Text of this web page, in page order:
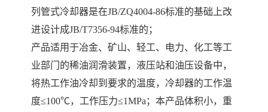
列管式冷却器是在JB/ZQ4004-86标准的基础上改
进设计成JB/T7356-94标准的；
产品适用于冶金、矿山、轻工、电力、化工等工
业部门的稀油润滑装置，液压站和油压设备中，
将热工作油冷却到要求的温度，冷却器的工作温
度≤100℃，工作压力≤1MPa；本产品体积小，重